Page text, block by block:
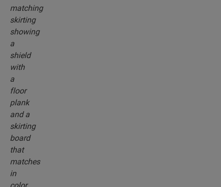
color del suelo que elija.